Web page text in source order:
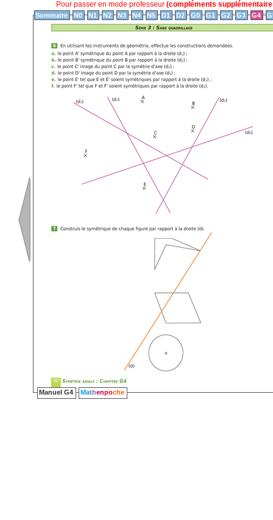
Pour passer en mode professeur(compléments
Sommaire N0 N1 N2 N3 N4 N5 D1 D2 G0 G1 G2 G3 G4
Manuel G4 Mathenpoche